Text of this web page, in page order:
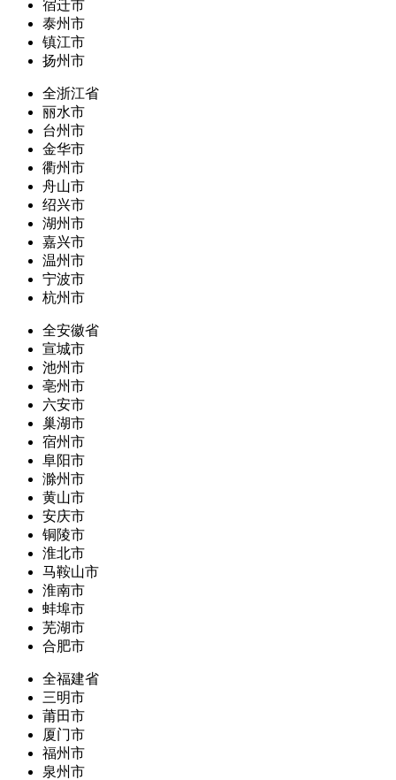
宿迁市
泰州市
镇江市
扬州市
全浙江省
丽水市
台州市
金华市
衢州市
舟山市
绍兴市
湖州市
嘉兴市
温州市
宁波市
杭州市
全安徽省
宣城市
池州市
亳州市
六安市
巢湖市
宿州市
阜阳市
滁州市
黄山市
安庆市
铜陵市
淮北市
马鞍山市
淮南市
蚌埠市
芜湖市
合肥市
全福建省
三明市
莆田市
厦门市
福州市
泉州市